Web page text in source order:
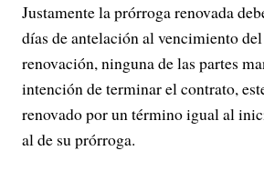
Justamente la prórroga renovada
días de antelación al vencimiento
renovación, ninguna de las partes
intención de terminar el contrato,
renovado por un término igual al
al de su prórroga.